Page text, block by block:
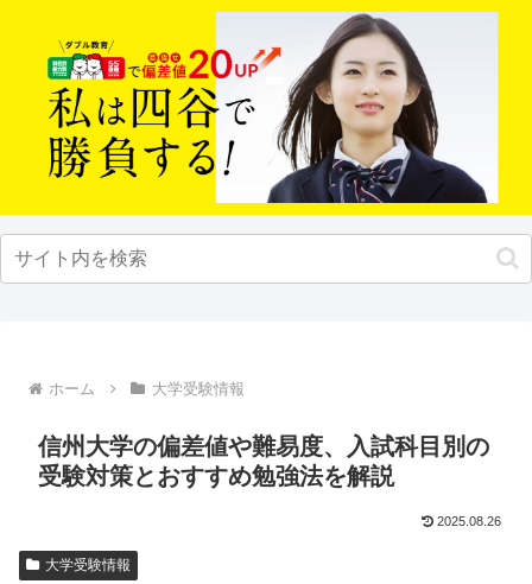
ホーム 大学受験情報
信州大学の偏差値や難易度、入試科目別の
受験対策とおすすめ勉強法を解説
2025.08.26
大学受験情報